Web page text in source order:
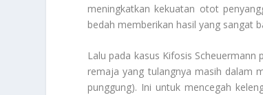
meningkatkan kekuatan otot
bedah memberikan hasil yang sangat
Lalu pada kasus Kifosis Scheuermann
remaja yang tulangnya masih dalam
punggung). Ini untuk mencegah